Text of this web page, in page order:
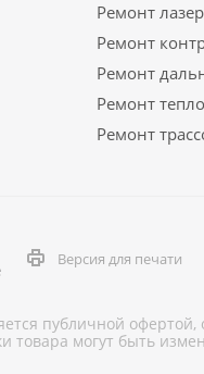
Ремонт
Ремонт
Ремонт
Ремонт
Ремонт
Версия для печати
публичной
товара могут быть